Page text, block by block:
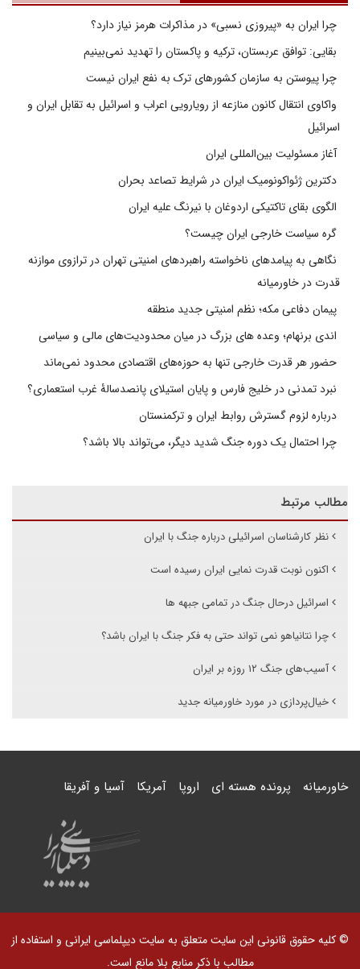
چرا ایران به «پیروزی نسبی» در مذاکرات هرمز نیاز دارد؟
بقایی: توافق عربستان، ترکیه و پاکستان را تهدید نمی‌بینیم
چرا پیوستن به سازمان کشورهای ترک به نفع ایران نیست
واکاوی انتقال کانون منازعه از رویارویی اعراب و اسرائیل به تقابل ایران و
اسرائیل
آغاز مسئولیت بین‌المللی ایران
دکترین ژئواکونومیک ایران در شرایط تصاعد بحران
الگوی بقای تاکتیکی اردوغان با نیرنگ علیه ایران
گره سیاست خارجی ایران چیست؟
نگاهی به پیامدهای ناخواسته راهبردهای امنیتی تهران در ترازوی موازنه
قدرت در خاورمیانه
پیمان دفاعی مکه؛ نظم امنیتی جدید منطقه
اندی برنهام؛ وعده های بزرگ در میان محدودیت‌های مالی و سیاسی
حضور هر قدرت خارجی تنها به حوزه‌های اقتصادی محدود نمی‌ماند
نبرد تمدنی در خلیج فارس و پایان استیلای پانصدسالۀ غرب استعماری؟
درباره لزوم گسترش روابط ایران و ترکمنستان
چرا احتمال یک دوره جنگ شدید دیگر، می‌تواند بالا باشد؟
مطالب مرتبط
نظر کارشناسان اسرائیلی درباره جنگ با ایران
اکنون نوبت قدرت نمایی ایران رسیده است
اسرائیل درحال جنگ در تمامی جبهه ها
چرا نتانیاهو نمی تواند حتی به فکر جنگ با ایران باشد؟
آسیب‌های جنگ ۱۲ روزه بر ایران
خیال‌پردازی در مورد خاورمیانه جدید
خاورمیانه پرونده هسته ای اروپا آمریکا آسیا و آفریقا
© کلیه حقوق قانونی این سایت متعلق به سایت دیپلماسی ایرانی و استفاده از
مطالب با ذکر منابع بلا مانع است.